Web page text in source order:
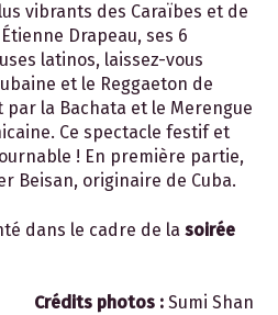
vibrants des Caraïbes et de
Drapeau, ses 6
latinos, laissez-vous
et le Reggaeton de
par la Bachata et le Merengue
Ce spectacle festif et
! En première partie,
Beisan, originaire de Cuba.
dans le cadre de lasoirée
Crédits photos : Sumi Shan